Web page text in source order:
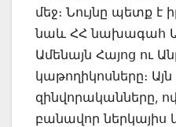
մեջ։ Նույնը պետք
նաև ՀՀ նախագահ
Ամենայն Հայոց ու
կաթողիկոսները։ Այն
զինվորականները,
բանավոր ներկայիս